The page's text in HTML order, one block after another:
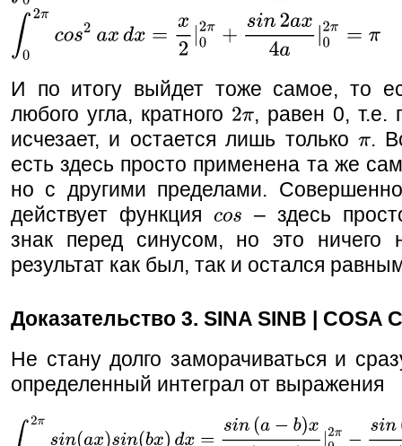
И по итогу выйдет тоже самое, то
любого угла, кратного
, равен 0, т.е.
исчезает, и остается лишь только .
есть здесь просто применена та же
но с другими пределами.
действует функция
– здесь
знак перед синусом, но это ничего
результат как был, так и остался
Доказательство 3. SINA SINB | COSA
Не стану долго заморачиваться и
определенный интеграл от выражения